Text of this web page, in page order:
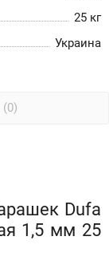
25 кг
Украина
Dufa
1,5 мм 25